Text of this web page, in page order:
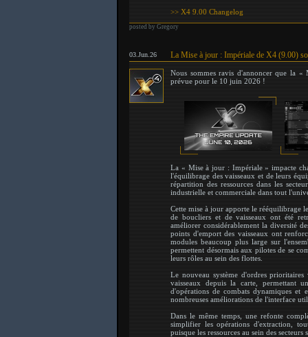
>> X4 9.00 Changelog
posted by Gregory
03.Jun.26 La Mise à jour : Impériale de X4 (9.00)
Nous sommes ravis d'annoncer que la
prévue pour le 10 juin 2026 !
La « Mise à jour : Impériale » impacte
l'équilibrage des vaisseaux et de leurs
répartition des ressources dans les
industrielle et commerciale dans tout
Cette mise à jour apporte le rééquilibrage
de boucliers et de vaisseaux ont été
améliorer considérablement la diversité
points d'emport des vaisseaux ont
modules beaucoup plus large sur
permettent désormais aux pilotes de se
leurs rôles au sein des flottes.
Le nouveau système d'ordres
vaisseaux depuis la carte, permettant
d'opérations de combats dynamiques et
nombreuses améliorations de l'interface
Dans le même temps, une refonte
simplifier les opérations d'extraction,
puisque les ressources au sein des secteurs